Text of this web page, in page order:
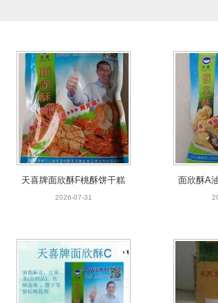
天喜牌面欣酥F桃酥饼干糕
点裹粉油炸面制品 等膨松
2026-07-31
面欣酥A
饼烙饼锅